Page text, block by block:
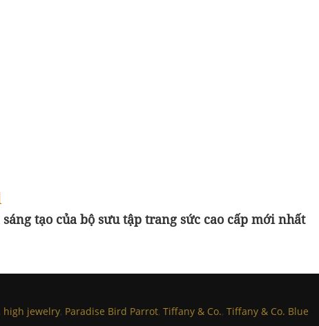
tạo của bộ sưu tập trang sức cao cấp mới nhất
high jewelry, Paradise Bird Parrot, Tiffany & Co., Tiffany & Co. Blue